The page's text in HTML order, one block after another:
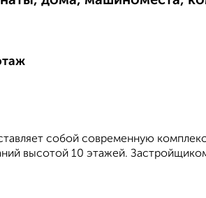
собой современную
высотой 10 этажей.